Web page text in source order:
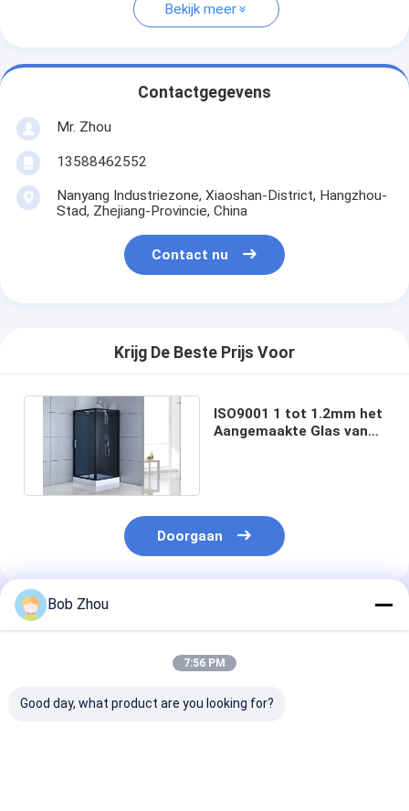
Bekijk meer
Contactgegevens
Mr. Zhou
13588462552
Nanyang Industriezone, Xiaoshan-District, Hangzhou-
Stad, Zhejiang-Provincie, China
Contact nu
Krijg De Beste Prijs Voor
ISO9001 1 tot 1.2mm het
Aangemaakte Glas van
Doorgaan
Geadviseerde Producten
Bob Zhou
7:56 PM
Good day, what product are you looking for?